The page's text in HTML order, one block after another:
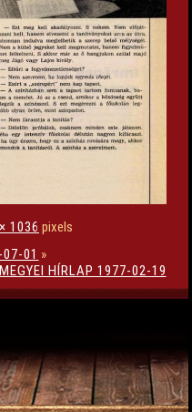
1036 pixels
01 »
HÍRLAP 1977-02-19